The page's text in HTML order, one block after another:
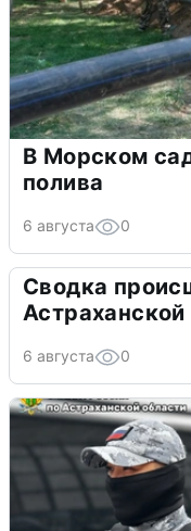
В Морском
полива
6 августа 0
Сводка
Астраханской
6 августа 0